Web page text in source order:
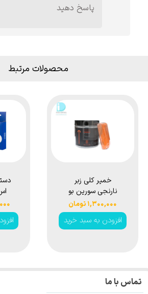
★★★★
پاسخ دهید
محصولات مرتبط
خمیر کلی زبر
نارنجی سورین بو
Magic Clay Bar
Heavy Orange
۱,۳۰۰,۰۰۰ تومان
افزودن به سبد خرید
تماس با ما